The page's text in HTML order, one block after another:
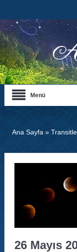
Menü
Ana Sayfa »
26 Mayıs